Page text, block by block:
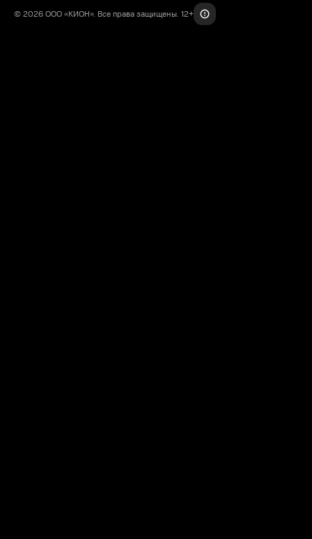
© 2026 ООО «КИОН». Все права защищены. 12+